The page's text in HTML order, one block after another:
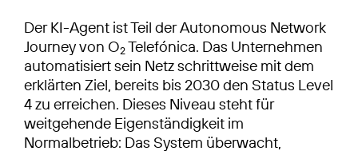
Der KI-Agent ist Teil der Autonomous Network
Journey von O2Telefónica. Das Unternehmen
automatisiert sein Netz schrittweise mit dem
erklärten Ziel, bereits bis 2030 den Status Level
4 zu erreichen. Dieses Niveau steht für
weitgehende Eigenständigkeit im
Normalbetrieb: Das System überwacht,